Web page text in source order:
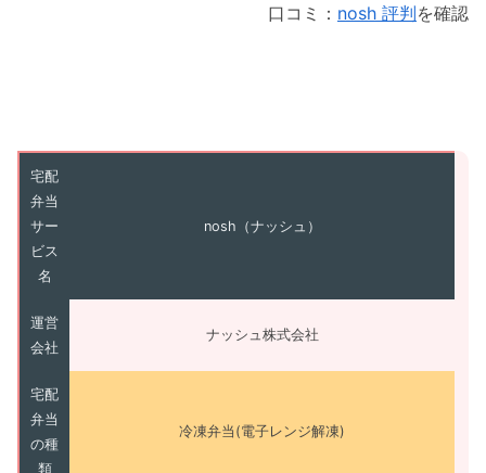
口コミ： nosh 評判を確認
宅配
弁当
サー
ビス
名
nosh（ナッシュ）
運営
会社
ナッシュ株式会社
宅配
弁当
の種
類
冷凍弁当(電子レンジ解凍)